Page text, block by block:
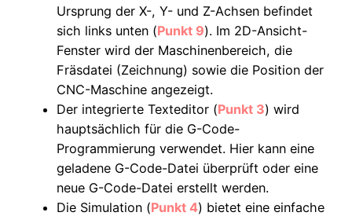
Ursprung der X-, Y- und Z-Achsen befindet
sich links unten (Punkt 9). Im 2D-Ansicht-
Fenster wird der Maschinenbereich, die
Fräsdatei (Zeichnung) sowie die Position der
CNC-Maschine angezeigt.
Der integrierte Texteditor (Punkt 3) wird
hauptsächlich für die G-Code-
Programmierung verwendet. Hier kann eine
geladene G-Code-Datei überprüft oder eine
neue G-Code-Datei erstellt werden.
Die Simulation (Punkt 4) bietet eine einfache